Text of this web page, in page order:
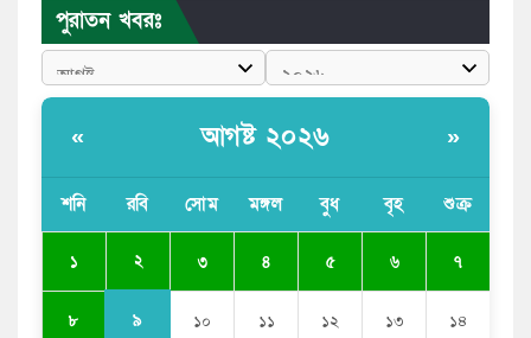
পুলিশকে পিটিয়ে রক্তাক্ত করেছি এ দৃশ্য কি আপনারা দেখেননি:
এনসিপি নেতা
সরকার
সজীব ওয়াজেদ জয়
পুরাতন খবরঃ
« আগষ্ট ২০২৬ »
শনি রবি সোম মঙ্গল বুধ বৃহ শুক্র
১ ২ ৩ ৪ ৫ ৬ ৭
৮ ৯ ১০ ১১ ১২ ১৩ ১৪